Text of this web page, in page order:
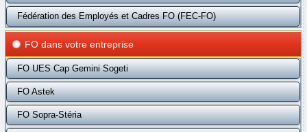
Fédération des Employés et Cadres FO (FEC-FO)
FO dans votre entreprise
FO UES Cap Gemini Sogeti
FO Astek
FO Sopra-Stéria